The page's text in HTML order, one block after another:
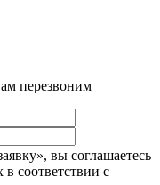
перезвоним
вы соглашаетесь
соответствии с